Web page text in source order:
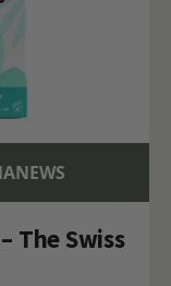
The Swiss